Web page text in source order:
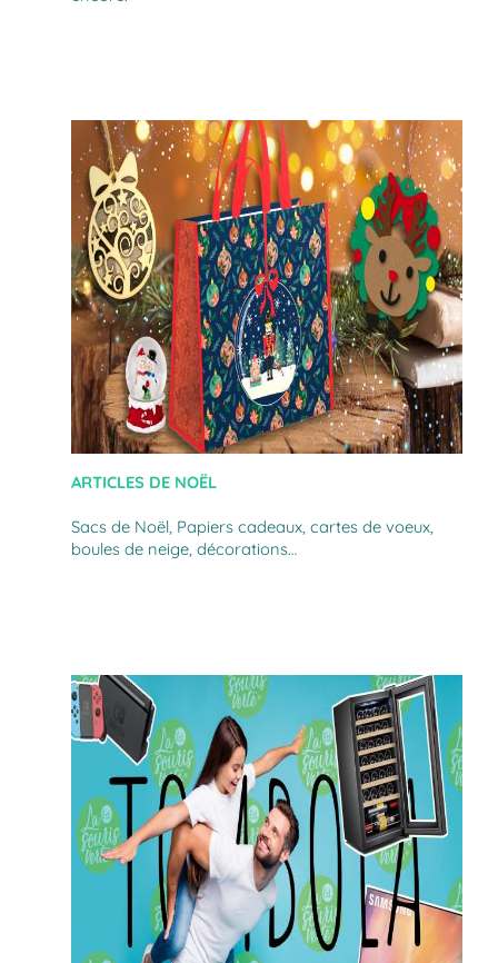
ARTICLES DE NOËL
Sacs de Noël, Papiers cadeaux, cartes de voeux,
boules de neige, décorations…